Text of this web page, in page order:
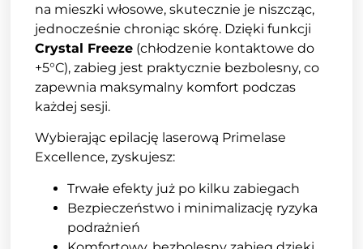
na mieszki włosowe, skutecznie je niszcząc,
jednocześnie chroniąc skórę. Dzięki funkcji
Crystal Freeze (chłodzenie kontaktowe do
+5°C), zabieg jest praktycznie bezbolesny, co
zapewnia maksymalny komfort podczas
każdej sesji.
Wybierając epilację laserową Primelase
Excellence, zyskujesz:
Trwałe efekty już po kilku zabiegach
Bezpieczeństwo i minimalizację ryzyka
podrażnień